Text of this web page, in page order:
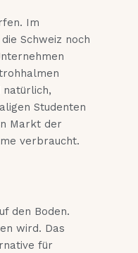
Im
Schweiz noch
natürlich,
Studenten
Markt der
verbraucht.
den Boden.
wird. Das
für